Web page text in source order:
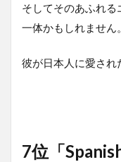
そしてそのあふれ
一体かもしれません。
彼が日本人に愛され
7位「